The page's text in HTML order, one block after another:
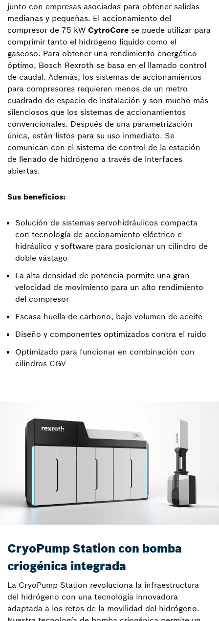
junto con empresas asociadas para obtener salidas
medianas y pequeñas. El accionamiento del
compresor de 75 kW CytroCore se puede utilizar para
comprimir tanto el hidrógeno líquido como el
gaseoso. Para obtener una rendimiento energético
óptimo, Bosch Rexroth se basa en el llamado control
de caudal. Además, los sistemas de accionamientos
para compresores requieren menos de un metro
cuadrado de espacio de instalación y son mucho más
silenciosos que los sistemas de accionamientos
convencionales. Después de una parametrización
única, están listos para su uso inmediato. Se
comunican con el sistema de control de la estación
de llenado de hidrógeno a través de interfaces
abiertas.
Sus beneficios:
Solución de sistemas servohidráulicos compacta
con tecnología de accionamiento eléctrico e
hidráulico y software para posicionar un cilindro de
doble vástago
La alta densidad de potencia permite una gran
velocidad de movimiento para un alto rendimiento
del compresor
Escasa huella de carbono, bajo volumen de aceite
Diseño y componentes optimizados contra el ruido
Optimizado para funcionar en combinación con
cilindros CGV
CryoPump Station con bomba
criogénica integrada
La CryoPump Station revoluciona la infraestructura
del hidrógeno con una tecnología innovadora
adaptada a los retos de la movilidad del hidrógeno.